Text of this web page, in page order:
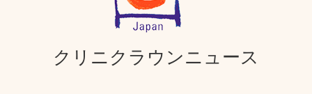
クリニクラウンニュース